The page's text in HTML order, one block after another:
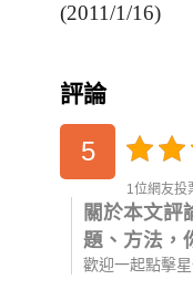
(2011/1/16)
評論
5
1位網友投
關於本文評
題、方法，
歡迎一起點擊